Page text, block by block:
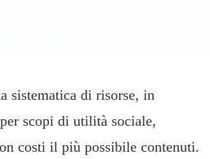
sistematica di risorse, in
scopi di utilità sociale,
costi il più possibile contenuti.